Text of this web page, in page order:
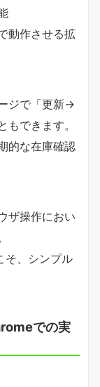
動作させる拡
ジで「更新→
できます。
的な在庫確認
ザ操作におい
そ、シンプル
での実